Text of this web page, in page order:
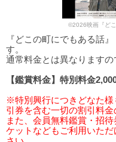
©2026映画『ど
『どこの町にでもある話
す。
通常料金とは異なりますの
【鑑賞料金】特別料金
※特別興行につきどなた様
引券を含む一切の割引料金
また、会員無料鑑賞・招
ケットなどもご利用いた